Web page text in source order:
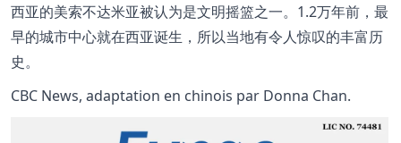
西亚的美索不达米亚被认为是文明摇篮之一。1.2万年前，最
早的城市中心就在西亚诞生，所以当地有令人惊叹的丰富历
史。
CBC News, adaptation en chinois par Donna Chan.